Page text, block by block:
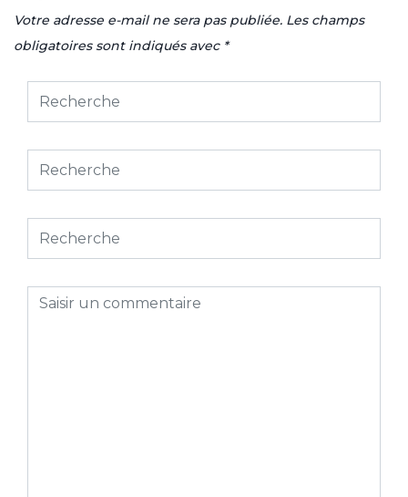
Votre adresse e-mail ne sera pas publiée. Les champs
obligatoires sont indiqués avec *